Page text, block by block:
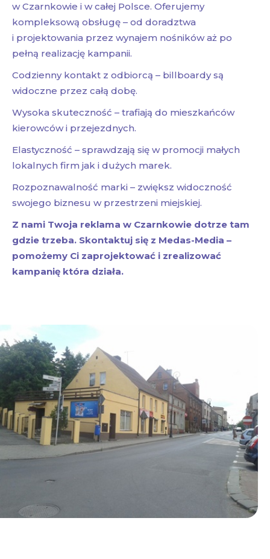
w Czarnkowie i w całej Polsce. Oferujemy
kompleksową obsługę – od doradztwa
i projektowania przez wynajem nośników aż po
pełną realizację kampanii.
Codzienny kontakt z odbiorcą – billboardy są
widoczne przez całą dobę.
Wysoka skuteczność – trafiają do mieszkańców
kierowców i przejezdnych.
Elastyczność – sprawdzają się w promocji małych
lokalnych firm jak i dużych marek.
Rozpoznawalność marki – zwiększ widoczność
swojego biznesu w przestrzeni miejskiej.
Z nami Twoja reklama w Czarnkowie dotrze tam
gdzie trzeba. Skontaktuj się z Medas-Media –
pomożemy Ci zaprojektować i zrealizować
kampanię która działa.